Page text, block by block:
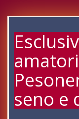
seno e